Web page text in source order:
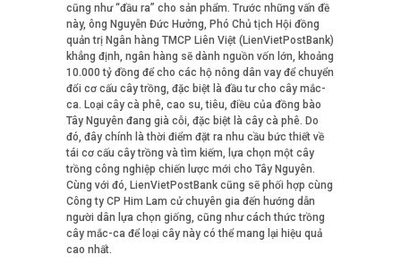
cũng như “đầu ra” cho sản phẩm. Trước những vấn đề
này, ông Nguyễn Đức Hưởng, Phó Chủ tịch Hội đồng
quản trị Ngân hàng TMCP Liên Việt (LienVietPostBank)
khẳng định, ngân hàng sẽ dành nguồn vốn lớn, khoảng
10.000 tỷ đồng để cho các hộ nông dân vay để chuyển
đổi cơ cấu cây trồng, đặc biệt là đầu tư cho cây mắc-
ca. Loại cây cà phê, cao su, tiêu, điều của đồng bào
Tây Nguyên đang già cỗi, đặc biệt là cây cà phê. Do
đó, đây chính là thời điểm đặt ra nhu cầu bức thiết về
tái cơ cấu cây trồng và tìm kiếm, lựa chọn một cây
trồng công nghiệp chiến lược mới cho Tây Nguyên.
Cùng với đó, LienVietPostBank cũng sẽ phối hợp cùng
Công ty CP Him Lam cử chuyên gia đến hướng dẫn
người dân lựa chọn giống, cũng như cách thức trồng
cây mắc-ca để loại cây này có thể mang lại hiệu quả
cao nhất.